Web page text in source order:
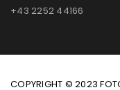
+43 2252 44166
COPYRIGHT © 2023